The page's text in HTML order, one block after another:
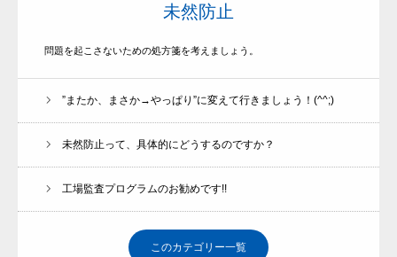
未然防止
問題を起こさないための処方箋を考えましょう。
”またか、まさか→やっぱり”に変えて行きましょう！(^^;)
未然防止って、具体的にどうするのですか？
工場監査プログラムのお勧めです!!
このカテゴリー一覧